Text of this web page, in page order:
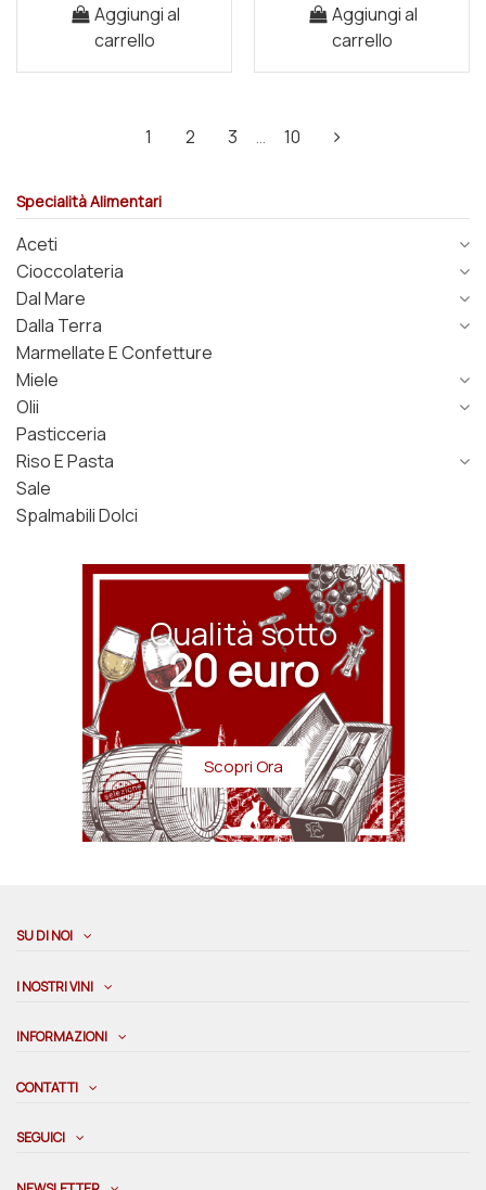
Aggiungi al
carrello
Aggiungi al
carrello
1 2 3 … 10
Specialità Alimentari
Aceti
Cioccolateria
Dal Mare
Dalla Terra
Marmellate E Confetture
Miele
Olii
Pasticceria
Riso E Pasta
Sale
Spalmabili Dolci
Qualità sotto
20 euro
Scopri Ora
SU DI NOI
I NOSTRI VINI
INFORMAZIONI
CONTATTI
SEGUICI